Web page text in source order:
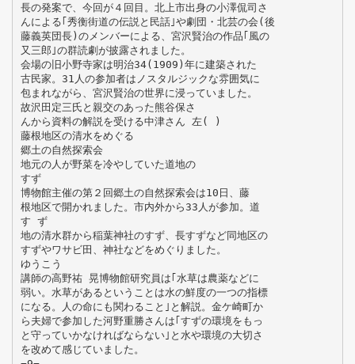
長の発案で、今回が４回目。北上市出身の小澤侃司さ
んによる｢秀衡街道の伝説と民話｣や劇団・北芸の会(後
藤義英団長)のメンバーによる、宮沢賢治の作品｢風の
又三郎｣の群読劇が披露されました。
会場の旧小野寺家は明治34(1909)年に建築された
古民家。31人の参加者はノスタルジックな雰囲気に
包まれながら、宮沢賢治の世界に浸っていました。
故沢田定三氏と親交のあった熊谷保さ
んから資料の解説を受ける中津さん 左( )
藤根地区の清水をめぐる
郷土の自然探索会
地元の人が野菜を冷やしていた道地の
すず
博物館主催の第２回郷土の自然探索会は10日、藤
根地区で開かれました。市内外から33人が参加。道
す ず
地の清水群から稲葉神社のすず、長すずなど同地区の
すずやワサビ田、神社などをめぐりました。
ゆうこう
講師の高野祐 晃博物館研究員は｢水草は農薬などに
弱い。水草があるということは水の鮮度の一つの指標
になる。人の命にも関わること｣と解説。金ケ崎町か
ら夫婦で参加した河野重勝さんは｢すずの環境をもっ
と守っていかなければならない｣と水や環境の大切さ
を改めて感じていました。